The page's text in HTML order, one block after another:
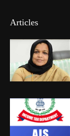
Articles